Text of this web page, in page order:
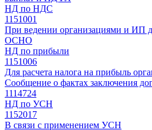
НД по НДС
1151001
При ведении организациями и ИП
ОСНО
НД по прибыли
1151006
Для расчета налога на прибыль
Cообщение о фактах заключения
1114724
НД по УСН
1152017
В связи с применением УСН